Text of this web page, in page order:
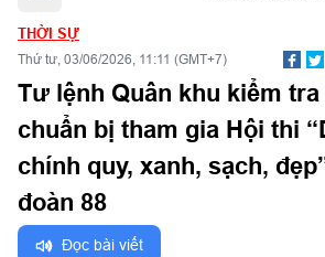
THỜI SỰ
Thứ tư, 03/06/2026, 11:11 (GMT+7)
Tư lệnh Quân khu kiểm
chuẩn bị tham gia Hội thi
chính quy, xanh, sạch,
đoàn 88
Đọc bài viết